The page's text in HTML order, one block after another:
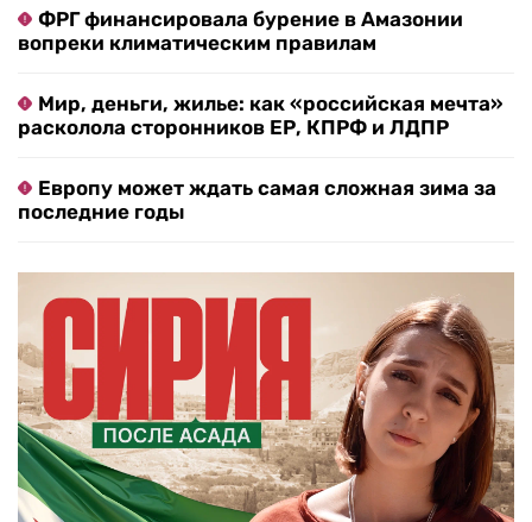
ФРГ финансировала бурение в Амазонии
вопреки климатическим правилам
Мир, деньги, жилье: как «российская мечта»
расколола сторонников ЕР, КПРФ и ЛДПР
Европу может ждать самая сложная зима за
последние годы